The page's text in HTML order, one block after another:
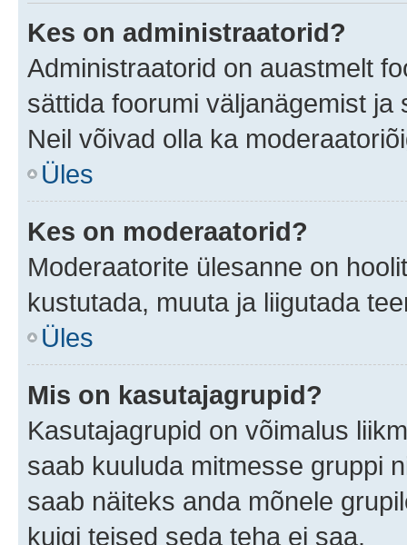
Kes on administraatorid?
Administraatorid on auastmelt
sättida foorumi väljanägemist
Neil võivad olla ka
Üles
Kes on moderaatorid?
Moderaatorite ülesanne on
kustutada, muuta ja liigutada
Üles
Mis on kasutajagrupid?
Kasutajagrupid on võimalus
saab kuuluda mitmesse gruppi
saab näiteks anda mõnele
kuigi teised seda teha ei saa.